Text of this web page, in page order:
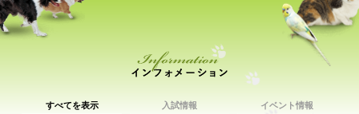
イ
すべてを表示 入試情報 イベント情報